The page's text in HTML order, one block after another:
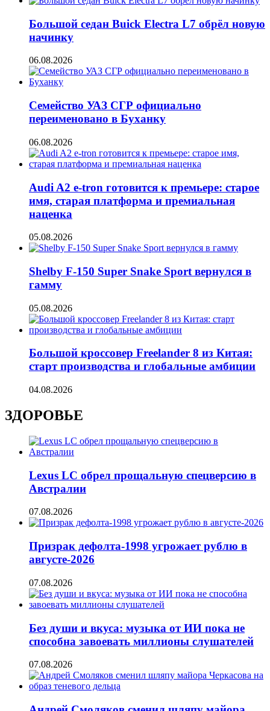
Большой седан Buick Electra L7 обрёл новую
начинку
06.08.2026
Семейство УАЗ СГР официально
переименовано в Буханку
06.08.2026
Audi A2 e-tron готовится к премьере: старое
имя, старая платформа и премиальная
наценка
05.08.2026
Shelby F-150 Super Snake Sport вернулся в
гамму
05.08.2026
Большой кроссовер Freelander 8 из Китая:
старт производства и глобальные амбиции
04.08.2026
ЗДОРОВЬЕ
Lexus LC обрел прощальную спецверсию в
Австралии
07.08.2026
Призрак дефолта-1998 угрожает рублю в
августе-2026
07.08.2026
Без души и вкуса: музыка от ИИ пока не
способна завоевать миллионы слушателей
07.08.2026